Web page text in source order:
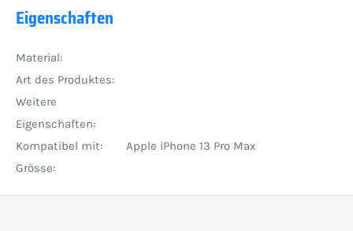
Eigenschaften
Material:
Art des Produktes:
Weitere
Eigenschaften:
Kompatibel mit:
Apple iPhone 13 Pro Max
Grösse: